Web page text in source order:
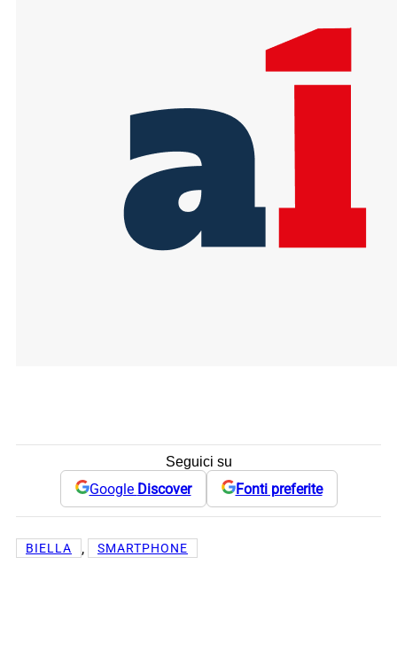
Seguici su
Google Discover Fonti preferite
BIELLA , SMARTPHONE